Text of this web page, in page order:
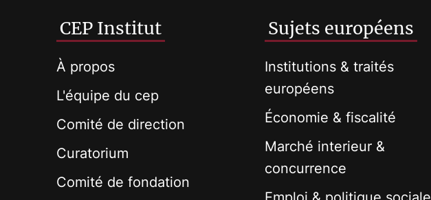
CEP Institut
À propos
L'équipe du cep
Comité de direction
Curatorium
Comité de fondation
Sujets européens
Institutions & traités
européens
Économie & fiscalité
Marché interieur &
concurrence